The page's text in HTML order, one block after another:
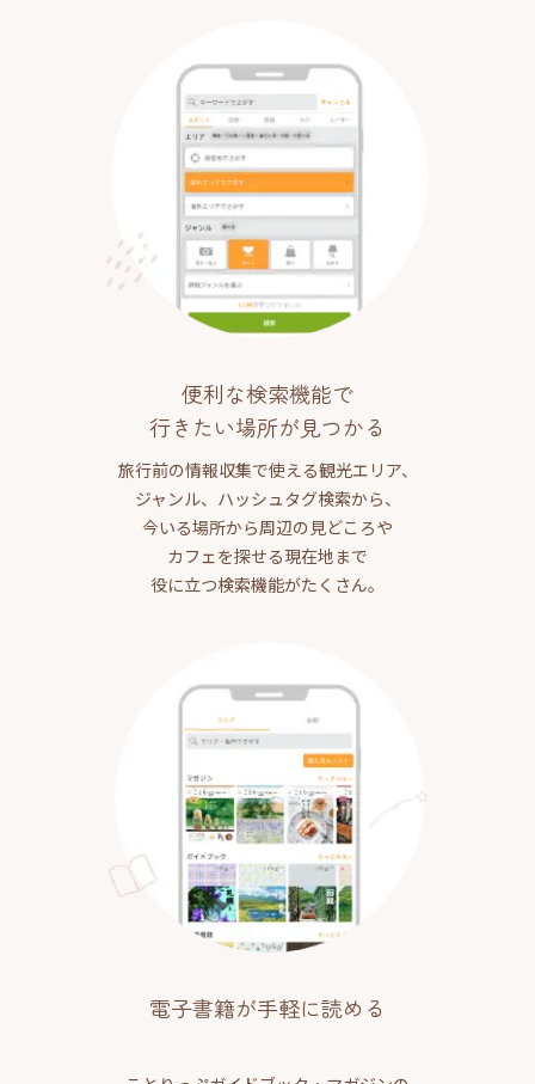
便利な検索機能で
行きたい場所が見つかる
旅行前の情報収集で使える観光エリア、
ジャンル、ハッシュタグ検索から、
今いる場所から周辺の見どころや
カフェを探せる現在地まで
役に立つ検索機能がたくさん。
電子書籍が手軽に読める